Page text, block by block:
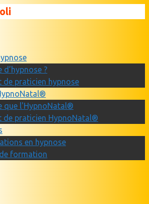
d’hypnose ?
de praticien hypnose
que l'HypnoNatal®
de praticien HypnoNatal®
en hypnose
de formation